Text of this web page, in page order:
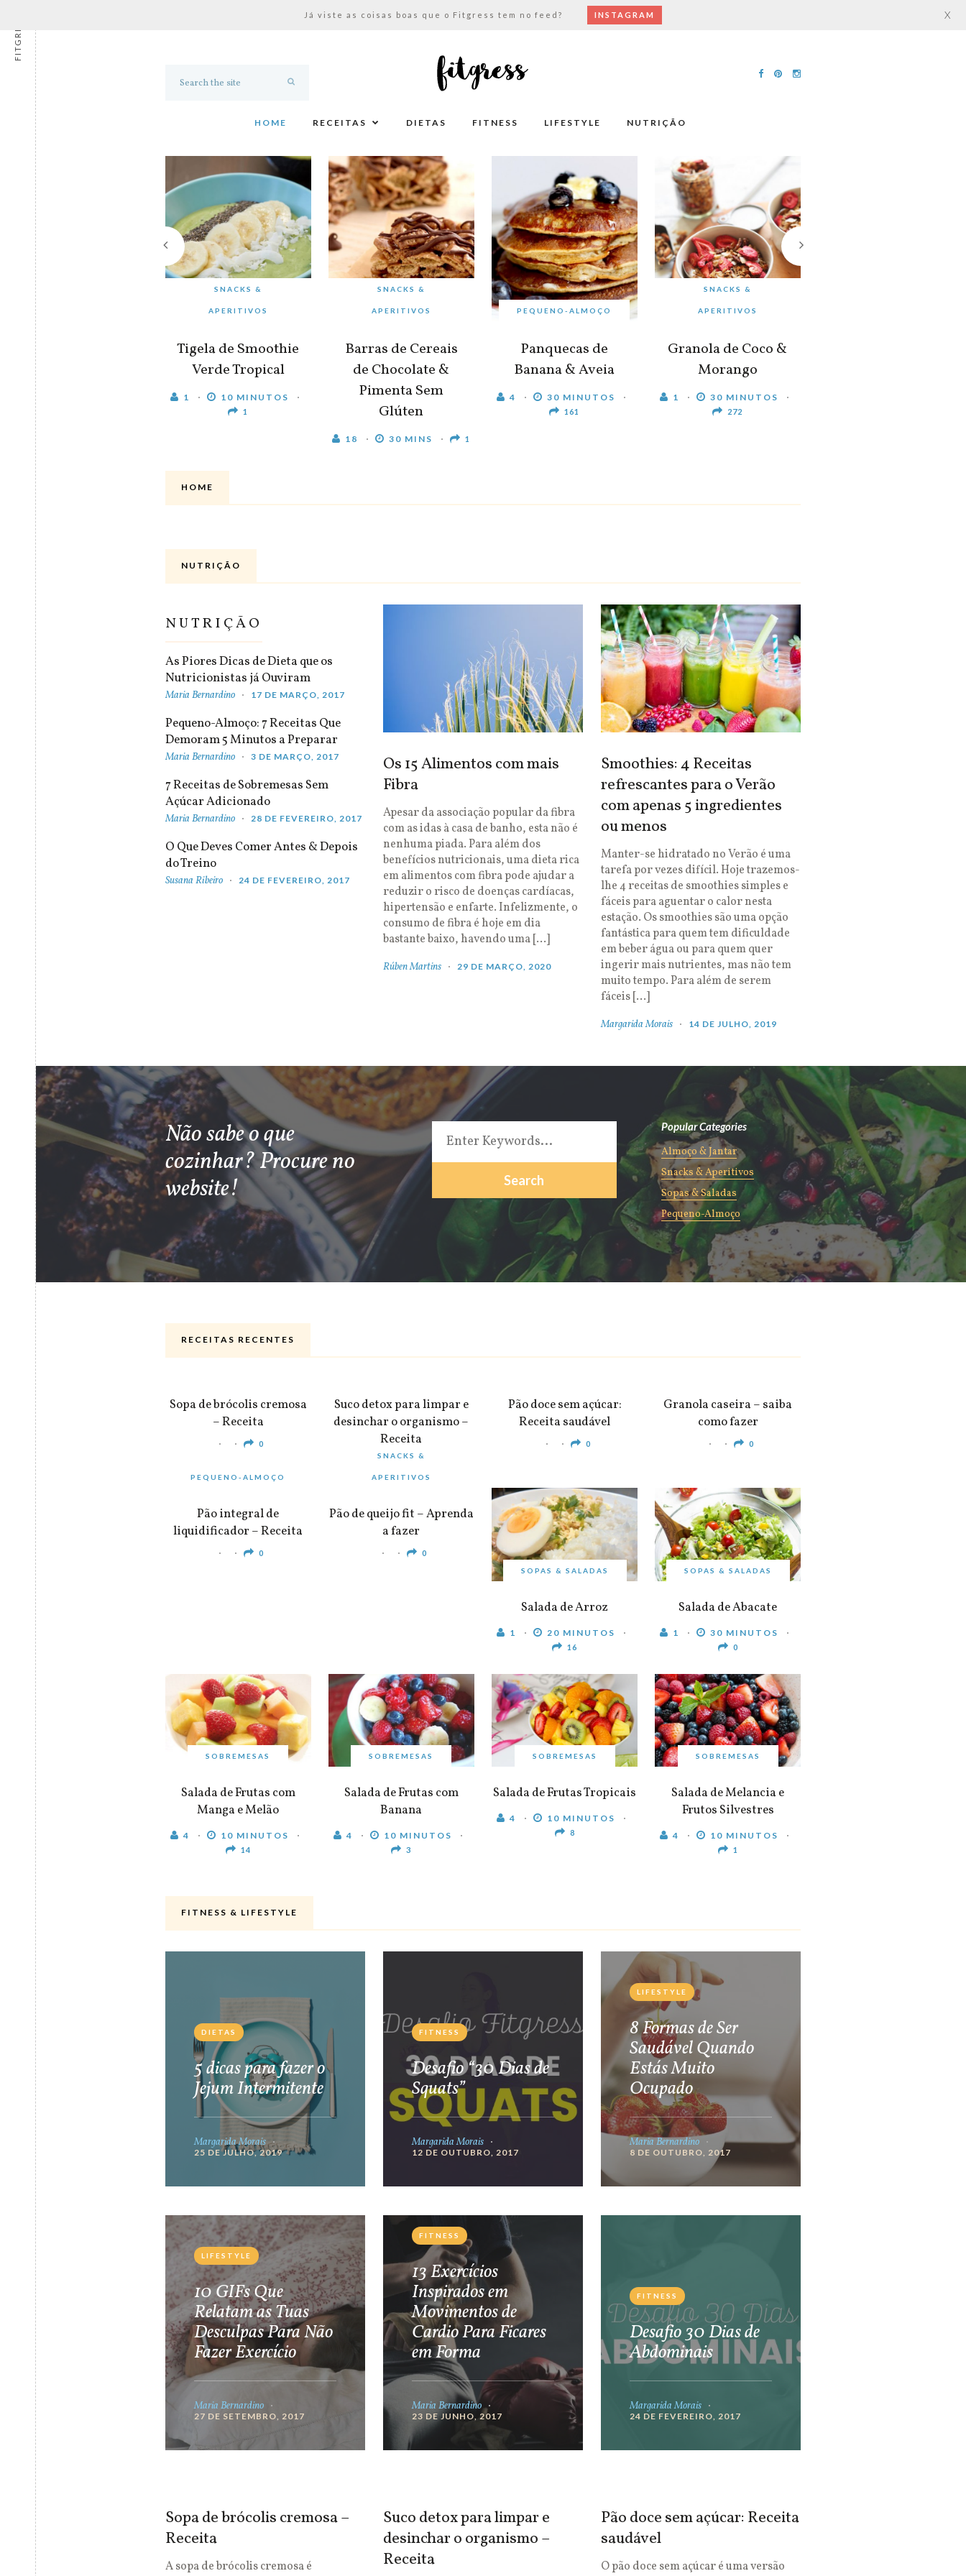
HOME RECEITAS DIETAS FITNESS LIFESTYLE NUTRIÇÃO
SNACKS &
APERITIVOS
Tigela de Smoothie
Verde Tropical
1 10 MINUTOS
1
SNACKS &
APERITIVOS
Barras de Cereais
de Chocolate &
Pimenta Sem
Glúten
18 30 MINS 1
PEQUENO-ALMOÇO
Panquecas de
Banana & Aveia
4 30 MINUTOS
161
SNACKS &
APERITIVOS
Granola de Coco &
Morango
1 30 MINUTOS
272
HOME
NUTRIÇÃO
NUTRIÇÃO
As Piores Dicas de Dieta que os
Nutricionistas já Ouviram
Maria Bernardino 17 DE MARÇO, 2017
Pequeno-Almoço: 7 Receitas Que
Demoram 5 Minutos a Preparar
Maria Bernardino 3 DE MARÇO, 2017
7 Receitas de Sobremesas Sem
Açúcar Adicionado
Maria Bernardino 28 DE FEVEREIRO, 2017
O Que Deves Comer Antes & Depois
do Treino
Susana Ribeiro 24 DE FEVEREIRO, 2017
Os 15 Alimentos com mais
Fibra
Apesar da associação popular da fibra
com as idas à casa de banho, esta não é
nenhuma piada. Para além dos
benefícios nutricionais, uma dieta rica
em alimentos com fibra pode ajudar a
reduzir o risco de doenças cardíacas,
hipertensão e enfarte. Infelizmente, o
consumo de fibra é hoje em dia
bastante baixo, havendo uma […]
Rúben Martins 29 DE MARÇO, 2020
Smoothies: 4 Receitas
refrescantes para o Verão
com apenas 5 ingredientes
ou menos
Manter-se hidratado no Verão é uma
tarefa por vezes difícil. Hoje trazemos-
lhe 4 receitas de smoothies simples e
fáceis para aguentar o calor nesta
estação. Os smoothies são uma opção
fantástica para quem tem dificuldade
em beber água ou para quem quer
ingerir mais nutrientes, mas não tem
muito tempo. Para além de serem
fáceis […]
Margarida Morais 14 DE JULHO, 2019
Não sabe o que
cozinhar? Procure no
website!
Popular Categories
Almoço & Jantar
Snacks & Aperitivos
Sopas & Saladas
Pequeno-Almoço
RECEITAS RECENTES
Sopa de brócolis cremosa
– Receita
0
Suco detox para limpar e
desinchar o organismo –
Receita
0
Pão doce sem açúcar:
Receita saudável
0
Granola caseira – saiba
como fazer
0
PEQUENO-ALMOÇO
Pão integral de
liquidificador – Receita
0
SNACKS &
APERITIVOS
Pão de queijo fit – Aprenda
a fazer
0
SOPAS & SALADAS
Salada de Arroz
1 20 MINUTOS
16
SOPAS & SALADAS
Salada de Abacate
1 30 MINUTOS
0
SOBREMESAS
Salada de Frutas com
Manga e Melão
4 10 MINUTOS
14
SOBREMESAS
Salada de Frutas com
Banana
4 10 MINUTOS
3
SOBREMESAS
Salada de Frutas Tropicais
4 10 MINUTOS
8
SOBREMESAS
Salada de Melancia e
Frutos Silvestres
4 10 MINUTOS
1
FITNESS & LIFESTYLE
DIETAS
5 dicas para fazer o
Jejum Intermitente
Margarida Morais
25 DE JULHO, 2019
FITNESS
Desafio “30 Dias de
Squats”
Margarida Morais
12 DE OUTUBRO, 2017
LIFESTYLE
8 Formas de Ser
Saudável Quando
Estás Muito
Ocupado
Maria Bernardino
8 DE OUTUBRO, 2017
LIFESTYLE
10 GIFs Que
Relatam as Tuas
Desculpas Para Não
Fazer Exercício
Maria Bernardino
27 DE SETEMBRO, 2017
FITNESS
13 Exercícios
Inspirados em
Movimentos de
Cardio Para Ficares
em Forma
Maria Bernardino
23 DE JUNHO, 2017
FITNESS
Desafio 30 Dias de
Abdominais
Margarida Morais
24 DE FEVEREIRO, 2017
Sopa de brócolis cremosa –
Receita
A sopa de brócolis cremosa é
Suco detox para limpar e
desinchar o organismo –
Receita
Pão doce sem açúcar: Receita
saudável
O pão doce sem açúcar é uma versão
FITGRESS Já viste as coisas boas que o Fitgress tem no feed? INSTAGRAM X